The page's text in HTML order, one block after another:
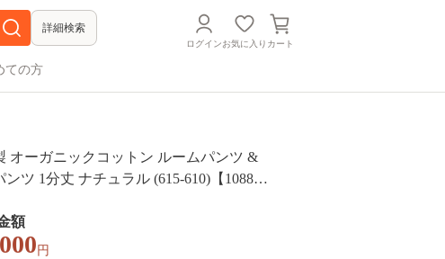
詳細検索
ログインお気に入り カート
ての方
オーガニックコットン ルームパンツ &
ンツ 1分丈 ナチュラル (615-610)【108867
額
円